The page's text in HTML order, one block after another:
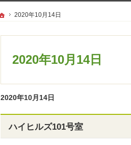
ホーム
2020年10月14日
2020年10月14日
2020年10月14日
ハイヒルズ101号室
ホーム
2020年10月14日